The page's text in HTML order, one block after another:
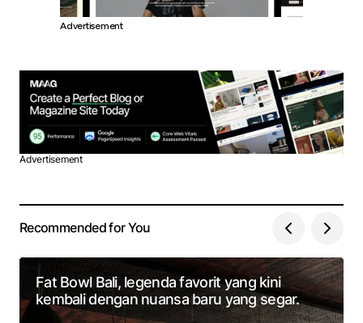
Advertisement
Advertisement
Recommended for You
Fat Bowl Bali, legenda favorit yang kini
kembali dengan nuansa baru yang segar.